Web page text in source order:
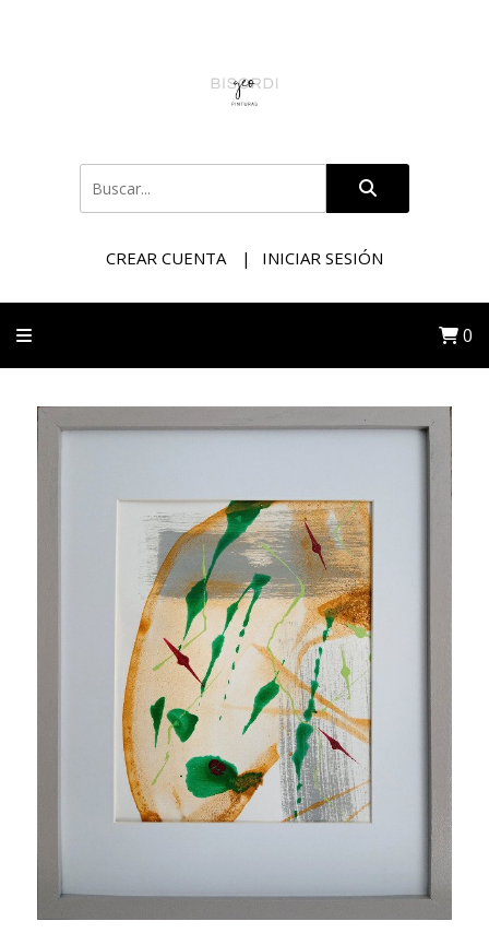
CREAR CUENTA INICIAR SESIÓN
0